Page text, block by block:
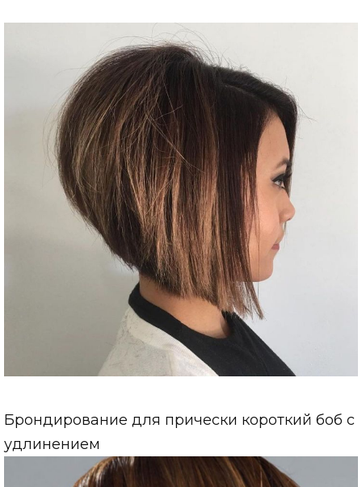
Брондирование для прически короткий боб с
удлинением